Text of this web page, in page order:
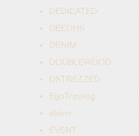
DEDICATED
DEEOHS
DENIM
DOUBLEWOOD
DSTREZZED
EgoTripping
elvine
EVENT